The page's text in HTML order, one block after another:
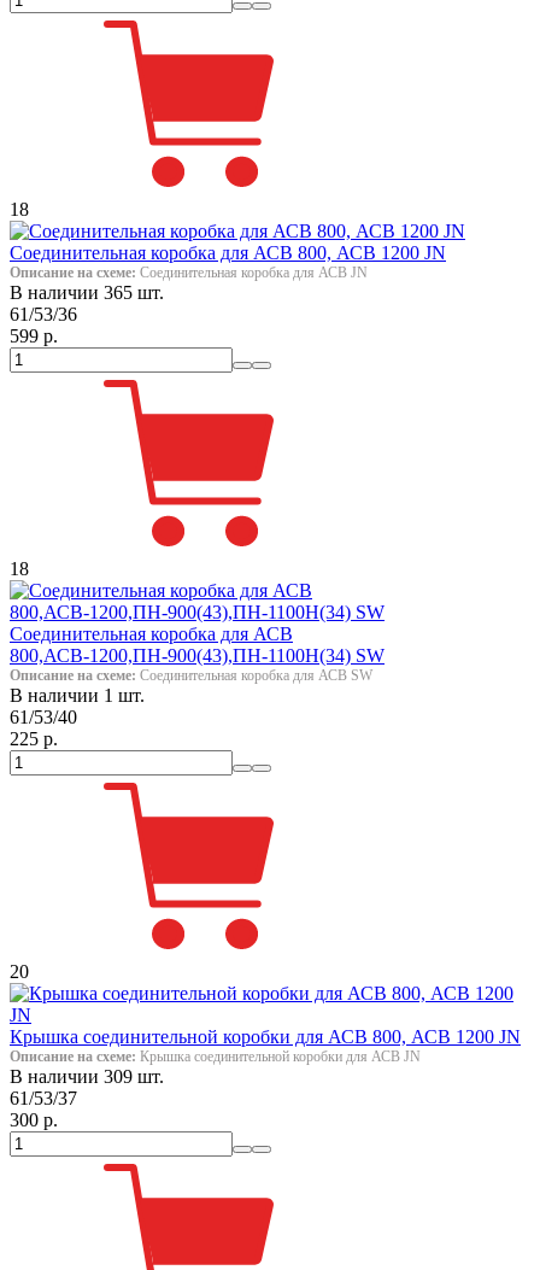
18
Соединительная коробка для АСВ 800, АСВ 1200 JN
Описание на схеме: Соединительная коробка для АСВ JN
В наличии 365 шт.
61/53/36
599 р.
18
Соединительная коробка для АСВ
800,АСВ-1200,ПН-900(43),ПН-1100Н(34) SW
Описание на схеме: Соединительная коробка для АСВ SW
В наличии 1 шт.
61/53/40
225 р.
20
Крышка соединительной коробки для АСВ 800, АСВ 1200 JN
Описание на схеме: Крышка соединительной коробки для АСВ JN
В наличии 309 шт.
61/53/37
300 р.